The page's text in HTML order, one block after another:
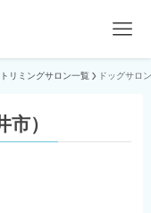
リミングサロン一覧 ドッグサロ
）